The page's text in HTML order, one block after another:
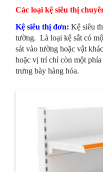
Các loại kệ siêu thị
Kệ siêu thị đơn: Kệ siêu
tường. Là loại kệ sắt có
sát vào tường hoặc vật
hoặc vị trí chỉ còn một
trưng bày hàng hóa.